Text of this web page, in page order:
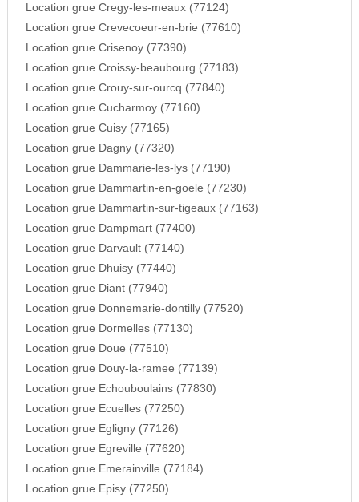
Location grue Cregy-les-meaux (77124)
Location grue Crevecoeur-en-brie (77610)
Location grue Crisenoy (77390)
Location grue Croissy-beaubourg (77183)
Location grue Crouy-sur-ourcq (77840)
Location grue Cucharmoy (77160)
Location grue Cuisy (77165)
Location grue Dagny (77320)
Location grue Dammarie-les-lys (77190)
Location grue Dammartin-en-goele (77230)
Location grue Dammartin-sur-tigeaux (77163)
Location grue Dampmart (77400)
Location grue Darvault (77140)
Location grue Dhuisy (77440)
Location grue Diant (77940)
Location grue Donnemarie-dontilly (77520)
Location grue Dormelles (77130)
Location grue Doue (77510)
Location grue Douy-la-ramee (77139)
Location grue Echouboulains (77830)
Location grue Ecuelles (77250)
Location grue Egligny (77126)
Location grue Egreville (77620)
Location grue Emerainville (77184)
Location grue Episy (77250)